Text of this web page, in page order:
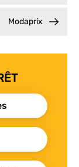
Modaprix